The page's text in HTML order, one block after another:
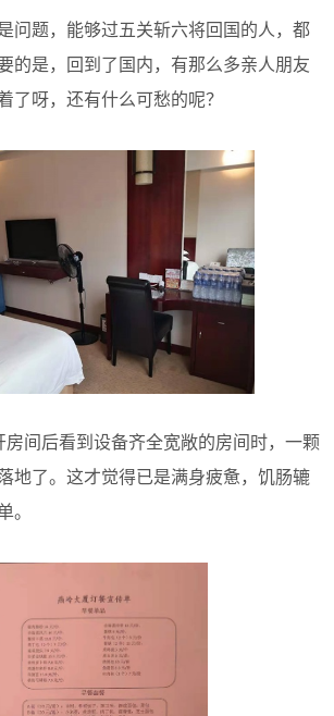
问题，能够过五关斩六将回国的人，都
的是，回到了国内，有那么多亲人朋友
了呀，还有什么可愁的呢？
房间后看到设备齐全宽敞的房间时，一颗
地了。这才觉得已是满身疲惫，饥肠辘
。